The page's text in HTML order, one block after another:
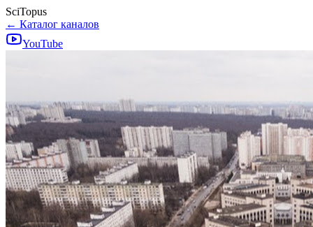
SciTopus
← Каталог каналов
YouTube